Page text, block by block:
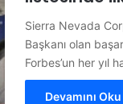
Sierra Nevada
Başkanı olan
Forbes’un her yıl
Devamını